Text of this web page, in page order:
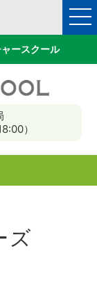
ースクール
）
ズ